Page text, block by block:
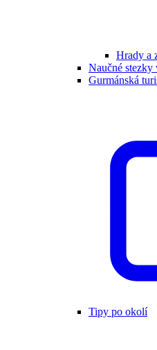
Hrady a
Naučné
Gurmánská
Tipy po okolí